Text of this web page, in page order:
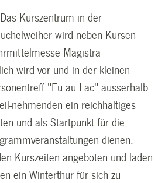
Kurszentrum in der
wird neben Kursen
Magistra
wird vor und in der kleinen
"Eu au Lac" ausserhalb
nehmenden ein reichhaltiges
und als Startpunkt für die
dienen.
Kurszeiten angeboten und laden
ein Winterthur für sich zu